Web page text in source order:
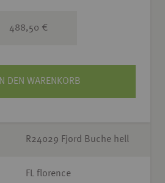
488,50 €
IN DEN WARENKORB
R24029 Fjord Buche hell
FL florence